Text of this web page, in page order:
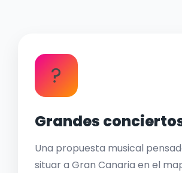
?
Grandes
Una propuesta musical
situar a Gran Canaria en el